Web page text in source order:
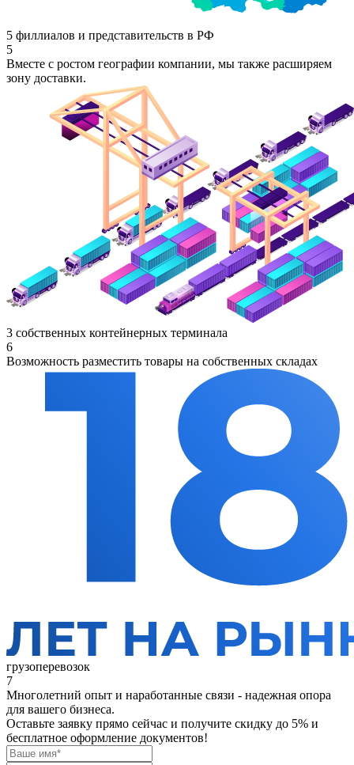
5 филлиалов и представительств в РФ
5
Вместе с ростом географии компании, мы также расширяем
зону доставки.
3 собственных контейнерных терминала
6
Возможность разместить товары на собственных складах
грузоперевозок
7
Многолетний опыт и наработанные связи - надежная опора
для вашего бизнеса.
Оставьте заявку прямо сейчас и получите скидку до 5% и
бесплатное оформление документов!